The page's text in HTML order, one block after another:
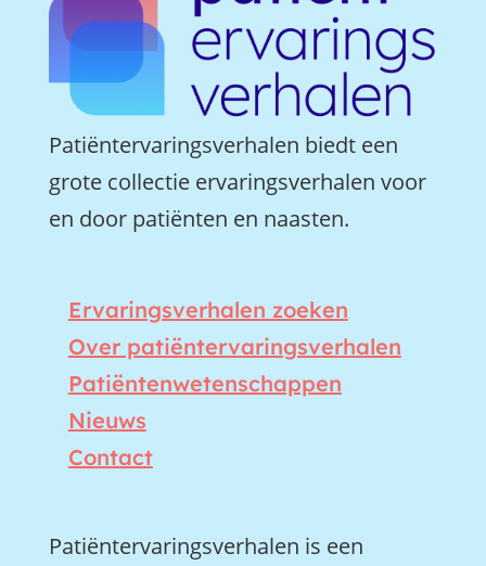
Patiëntervaringsverhalen biedt een
grote collectie ervaringsverhalen voor
en door patiënten en naasten.
Ervaringsverhalen zoeken
Over patiëntervaringsverhalen
Patiëntenwetenschappen
Nieuws
Contact
Patiëntervaringsverhalen is een